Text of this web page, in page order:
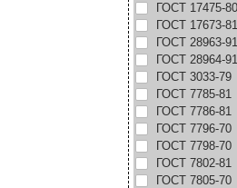
ГОСТ 17475-
ГОСТ 17673-81
ГОСТ 28963-91
ГОСТ 28964-91
ГОСТ 3033-79
ГОСТ 7785-81
ГОСТ 7786-81
ГОСТ 7796-70
ГОСТ 7798-70
ГОСТ 7802-81
ГОСТ 7805-70